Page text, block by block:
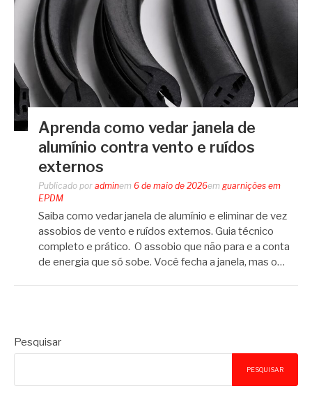
Aprenda como vedar janela de
alumínio contra vento e ruídos
externos
Publicado por adminem 6 de maio de 2026em guarnições em
EPDM
Saiba como vedar janela de alumínio e eliminar de vez
assobios de vento e ruídos externos. Guia técnico
completo e prático. O assobio que não para e a conta
de energia que só sobe. Você fecha a janela, mas o…
Pesquisar
PESQUISAR